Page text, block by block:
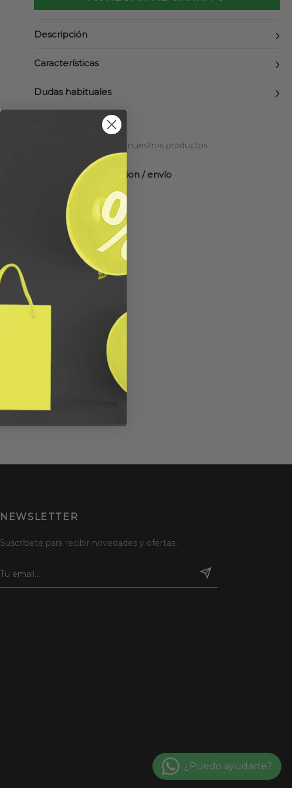
Descripción
Características
Dudas habituales
Hasta 3 años en todos nuestros productos
Tiempo de preparacion / envío
24-48 horas
NEWSLETTER
Suscríbete para recibir novedades y ofertas.